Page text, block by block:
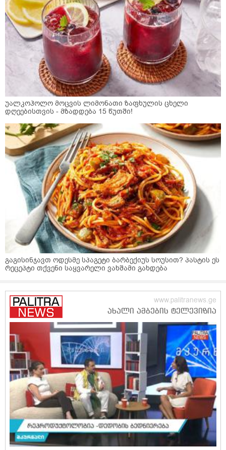
უალკოჰოლო მოცვის ლიმონათი ზაფხულის ცხელი
დღეებისთვის - მზადდება 15 წუთში!
გაგისინჯავთ ოდესმე სპაგეტი ბარბექიუს სოუსით? პასტის ეს
რეცეპტი თქვენი საყვარელი ვახშამი გახდება